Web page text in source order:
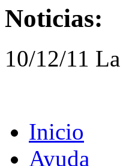
Noticias:
10/12/11 La
Inicio
Ayuda